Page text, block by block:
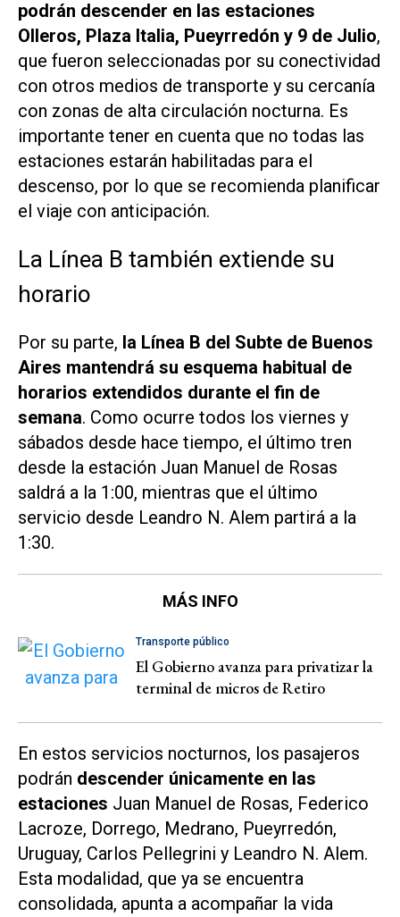
podrán descender en las estaciones
Olleros, Plaza Italia, Pueyrredón y 9 de Julio,
que fueron seleccionadas por su conectividad
con otros medios de transporte y su cercanía
con zonas de alta circulación nocturna. Es
importante tener en cuenta que no todas las
estaciones estarán habilitadas para el
descenso, por lo que se recomienda planificar
el viaje con anticipación.
La Línea B también extiende su
horario
Por su parte, la Línea B del Subte de Buenos
Aires mantendrá su esquema habitual de
horarios extendidos durante el fin de
semana. Como ocurre todos los viernes y
sábados desde hace tiempo, el último tren
desde la estación Juan Manuel de Rosas
saldrá a la 1:00, mientras que el último
servicio desde Leandro N. Alem partirá a la
1:30.
MÁS INFO
Transporte público
El Gobierno avanza para privatizar la
terminal de micros de Retiro
En estos servicios nocturnos, los pasajeros
podrán descender únicamente en las
estaciones Juan Manuel de Rosas, Federico
Lacroze, Dorrego, Medrano, Pueyrredón,
Uruguay, Carlos Pellegrini y Leandro N. Alem.
Esta modalidad, que ya se encuentra
consolidada, apunta a acompañar la vida